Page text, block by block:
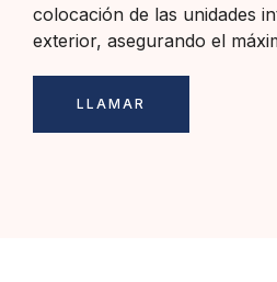
colocación de las unidades
exterior, asegurando el
LLAMAR